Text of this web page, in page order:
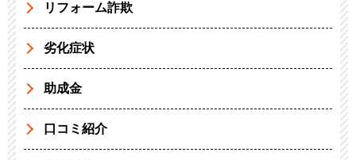
リフォーム詐欺
劣化症状
助成金
口コミ紹介